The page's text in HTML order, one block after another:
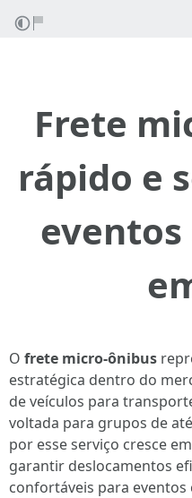
Frete
rápido e
O frete micro-ônibus
estratégica dentro do
de veículos para
voltada para grupos de
por esse serviço cresce
garantir deslocamentos
confortáveis para